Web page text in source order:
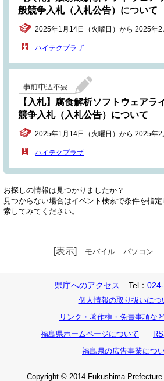
般競争入札（入札公告）について
2025年1月14日（火曜日）から 2025年2
ハイテクプラザ
【入札】腐食解析ソフトウェアラ
競争入札（入札公告）について
2025年1月14日（火曜日）から 2025年2
ハイテクプラザ
お探しの情報は見つかりましたか？
見つからない場合はイベント検索で条件を指定
索してみてください。
[表示] モバイル パソコン
県庁へのアクセス Tel：
個人情報の取り扱いにつ
リンク・著作権・免責事項な
福島県ホームページについて
福島県の広告事業につ
Copyright © 2014 Fukushima